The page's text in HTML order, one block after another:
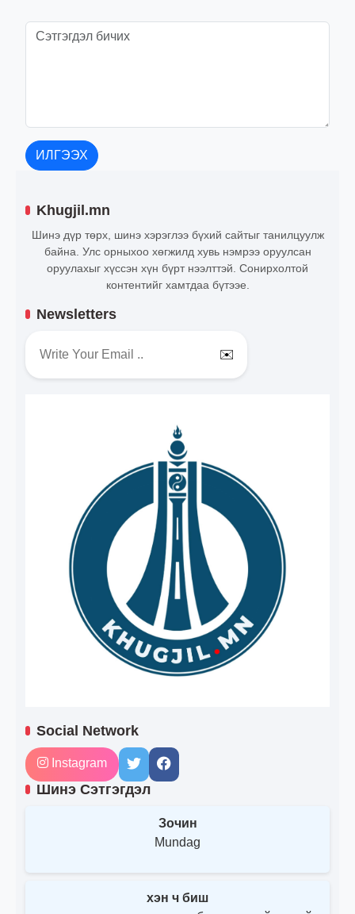
ИЛГЭЭХ
Khugjil.mn
Шинэ дүр төрх, шинэ хэрэглээ бүхий сайтыг танилцуулж
байна. Улс орныхоо хөгжилд хувь нэмрээ оруулсан
оруулахыг хүссэн хүн бүрт нээлттэй. Сонирхолтой
контентийг хамтдаа бүтээе.
Newsletters
✉️
Social Network
Instagram
Шинэ Сэтгэгдэл
Зочин
Mundag
хэн ч биш